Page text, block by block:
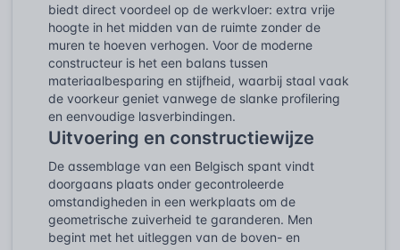
biedt direct voordeel op de werkvloer: extra vrije
hoogte in het midden van de ruimte zonder de
muren te hoeven verhogen. Voor de moderne
constructeur is het een balans tussen
materiaalbesparing en stijfheid, waarbij staal vaak
de voorkeur geniet vanwege de slanke profilering
en eenvoudige lasverbindingen.
Uitvoering en constructiewijze
De assemblage van een Belgisch spant vindt
doorgaans plaats onder gecontroleerde
omstandigheden in een werkplaats om de
geometrische zuiverheid te garanderen. Men
begint met het uitleggen van de boven- en